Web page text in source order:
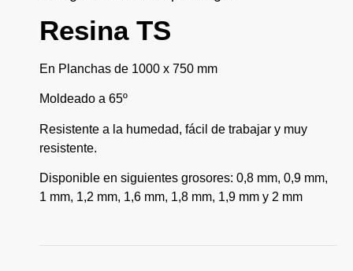
Resina TS
En Planchas de 1000 x 750 mm
Moldeado a 65º
Resistente a la humedad, fácil de trabajar y muy
resistente.
Disponible en siguientes grosores: 0,8 mm, 0,9 mm,
1 mm, 1,2 mm, 1,6 mm, 1,8 mm, 1,9 mm y 2 mm